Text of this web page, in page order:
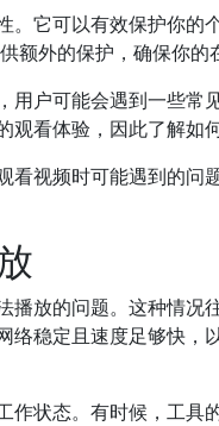
它可以有效保护你的
外的保护，确保你的
户可能会遇到一些常
看体验，因此了解如
视频时可能遇到的问
放的问题。这种情况
稳定且速度足够快，
状态。有时候，工具